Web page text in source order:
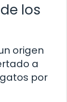
los
origen
a
por